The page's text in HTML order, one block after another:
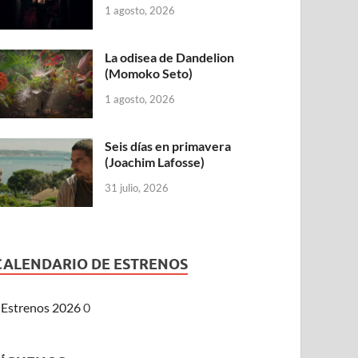
1 agosto, 2026
La odisea de Dandelion
(Momoko Seto)
1 agosto, 2026
Seis días en primavera
(Joachim Lafosse)
31 julio, 2026
DE ESTRENOS
Estrenos 20260